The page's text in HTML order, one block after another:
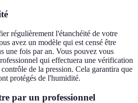
régulièrement l'étanchéité de votre
avez un modèle qui est censé être
une fois par an. Vous pouvez vous
qui effectuera une vérification
de la pression. Cela garantira que
protégés de l'humidité.
par un professionnel